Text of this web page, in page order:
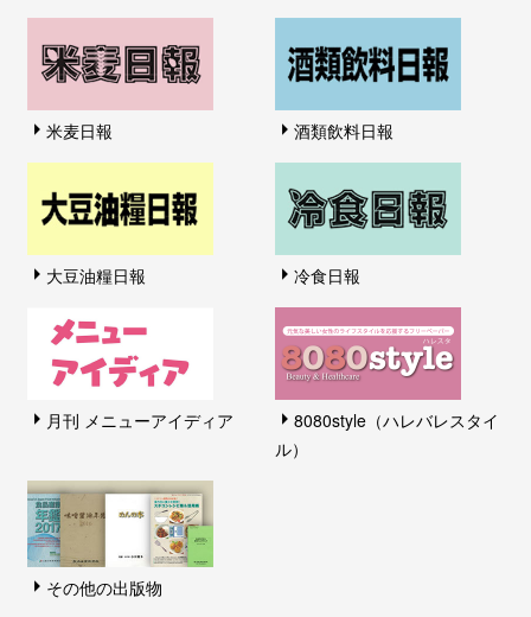
米麦日報 酒類飲料日報
大豆油糧日報 冷食日報
月刊 メニューアイディア
8080style（ハレバレスタイ
ル）
その他の出版物